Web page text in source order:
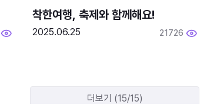
착한여행, 축제와 함께해요!
2025.06.25 21726
더보기 (15/15)